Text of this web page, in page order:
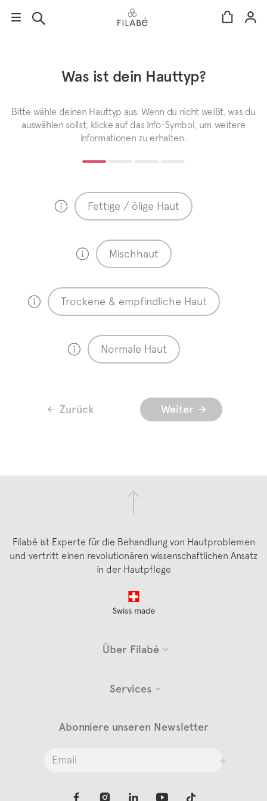
Was ist dein Hauttyp?
Bitte wähle deinen Hauttyp aus. Wenn du nicht weißt, was du
auswählen sollst, klicke auf das Info-Symbol, um weitere
Informationen zu erhalten.
Fettige / ölige Haut
Mischhaut
Trockene & empfindliche Haut
Normale Haut
Zurück Weiter
Filabé ist Experte für die Behandlung von Hautproblemen
und vertritt einen revolutionären wissenschaftlichen Ansatz
in der Hautpflege
Services
Über Filabé
Abonniere unseren Newsletter